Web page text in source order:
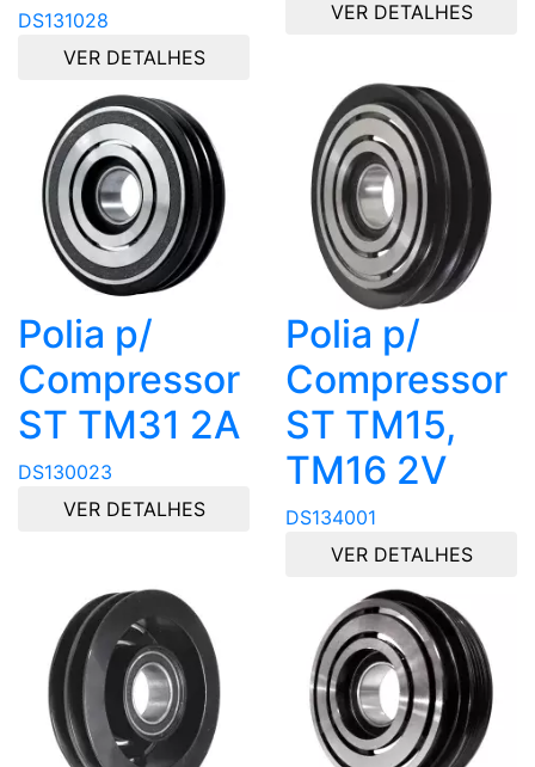
DS131028
VER DETALHES
VER DETALHES
Polia p/
Compressor
ST TM31 2A
DS130023
VER DETALHES
Polia p/
Compressor
ST TM15,
TM16 2V
DS134001
VER DETALHES